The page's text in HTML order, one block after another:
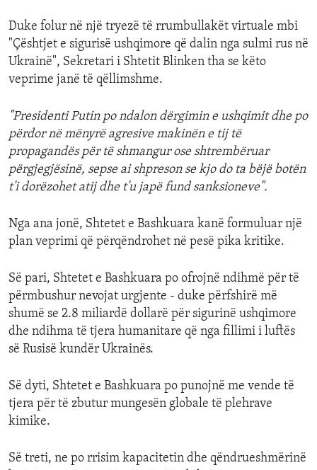
Duke folur në një tryezë të rrumbullakët virtuale mbi
"Çështjet e sigurisë ushqimore që dalin nga sulmi rus në
Ukrainë", Sekretari i Shtetit Blinken tha se këto
veprime janë të qëllimshme.
"Presidenti Putin po ndalon dërgimin e ushqimit dhe po
përdor në mënyrë agresive makinën e tij të
propagandës për të shmangur ose shtrembëruar
përgjegjësinë, sepse ai shpreson se kjo do ta bëjë botën
t'i dorëzohet atij dhe t'u japë fund sanksioneve".
Nga ana jonë, Shtetet e Bashkuara kanë formuluar një
plan veprimi që përqëndrohet në pesë pika kritike.
Së pari, Shtetet e Bashkuara po ofrojnë ndihmë për të
përmbushur nevojat urgjente - duke përfshirë më
shumë se 2.8 miliardë dollarë për sigurinë ushqimore
dhe ndihma të tjera humanitare që nga fillimi i luftës
së Rusisë kundër Ukrainës.
Së dyti, Shtetet e Bashkuara po punojnë me vende të
tjera për të zbutur mungesën globale të plehrave
kimike.
Së treti, ne po rrisim kapacitetin dhe qëndrueshmërinë